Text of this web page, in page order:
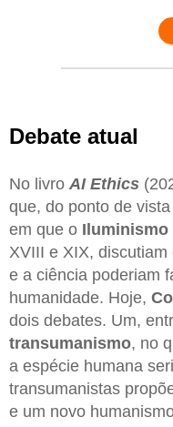
Debate atual
No livro AI Ethics
que, do ponto de
em que o Iluminismo
XVIII e XIX,
e a ciência poderiam
humanidade. Hoje,
dois debates. Um,
transumanismo, no
a espécie humana
transumanistas
e um novo